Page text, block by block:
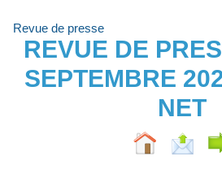
Revue de presse
REVUE DE
SEPTEMBRE
NET